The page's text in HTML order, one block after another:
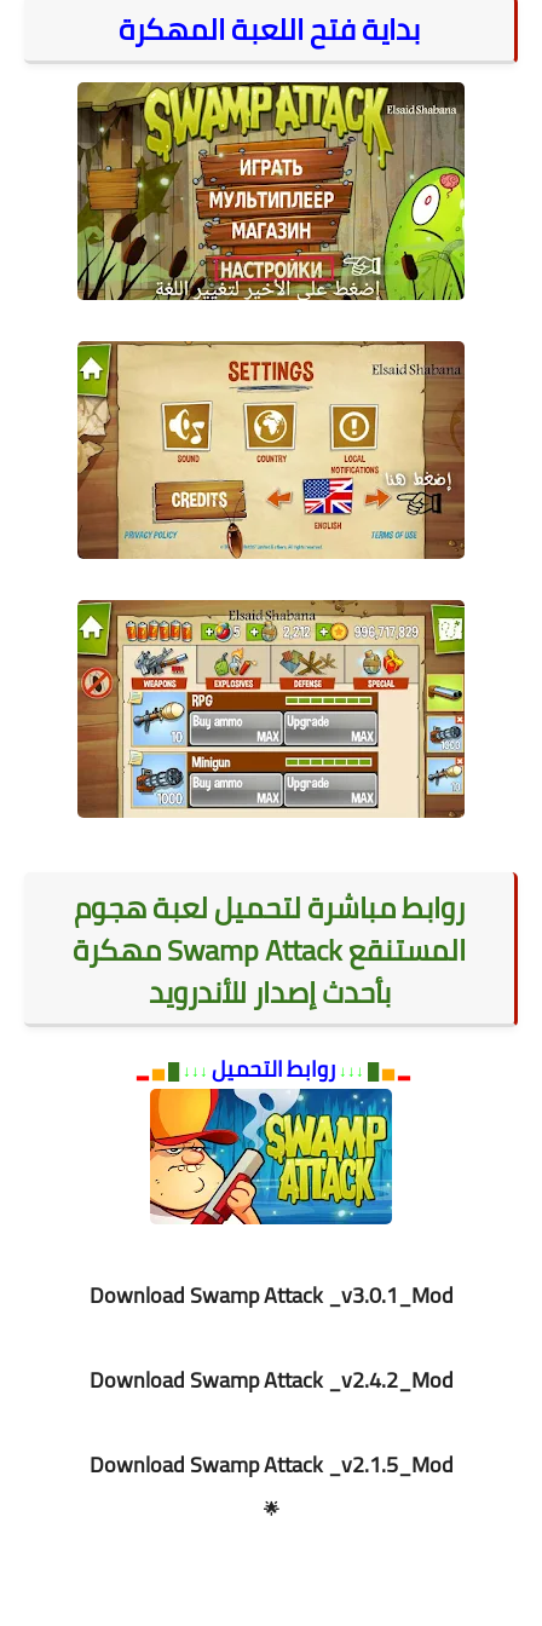
بداية فتح اللعبة المهكرة
روابط مباشرة لتحميل لعبة هجوم
المستنقع Swamp Attack مهكرة
بأحدث إصدار للأندرويد
▂
▅
█
↓↓↓روابطالتحميل ↓↓↓
█
▅
▂
Download Swamp Attack _v3.0.1_Mod
Download Swamp Attack _v2.4.2_Mod
Download Swamp Attack _v2.1.5_Mod
🌟